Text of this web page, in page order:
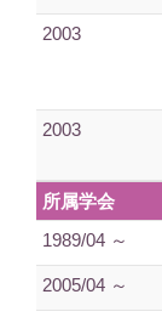
2003
2003
所属学会
1989/04 ～
2005/04 ～